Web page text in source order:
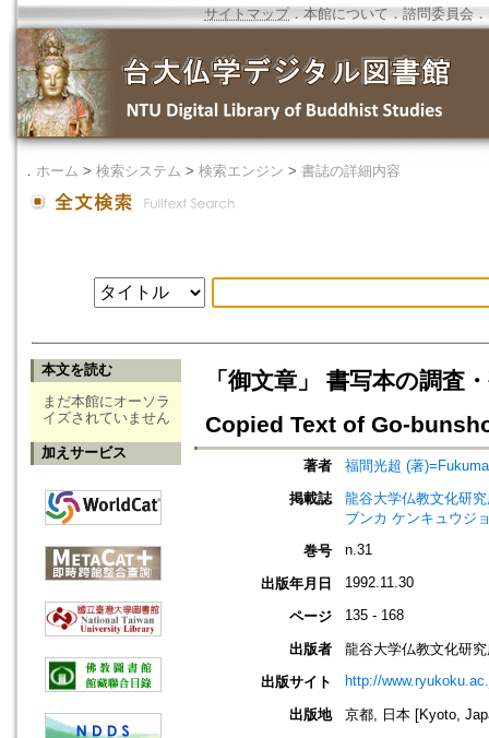
サイトマップ．本館について ． 諮問委員会 ．
． ホーム > 検索システム > 検索エンジン > 書誌の詳細内容
本文を読む
まだ本館にオーソラ
イズされていません
加えサービス
「御文章」 書写本の調
Copied Text of Go-
著者
福間光超 (著
掲載誌
龍谷大学仏教文化研
ブンカ ケンキュウジ
巻号
n.31
出版年月日 1992.11.30
ページ 135 - 168
出版者
龍谷大学仏教文化研
出版サイト
http://
出版地
京都, 日本 [Kyoto,